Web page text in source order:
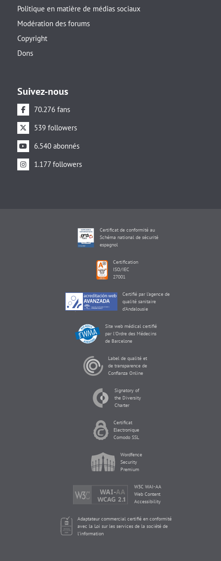
Politique en matière de médias sociaux
Modération des forums
Copyright
Dons
Suivez-nous
70.276 fans
539 followers
6.540 abonnés
1.177 followers
Certificat de conformité au
Schéma national de sécurité
espagnol
Certification
ISO/IEC
27001
Certifié par l'agence de
qualité sanitaire
d'Andalousie
Site web médical certifié
par l'Ordre des Médecins
de Barcelone
Label de qualité et
de transparence de
Confianza Online
Signatory of
the Diversity
Charter
Certificat
Electronique
Comodo SSL
Wordfence
Security
Premium
W3C WAI-AA
Web Content
Accessibility
Adaptateur commercial certifié en conformité
avec la Loi sur les services de la société de
l'information